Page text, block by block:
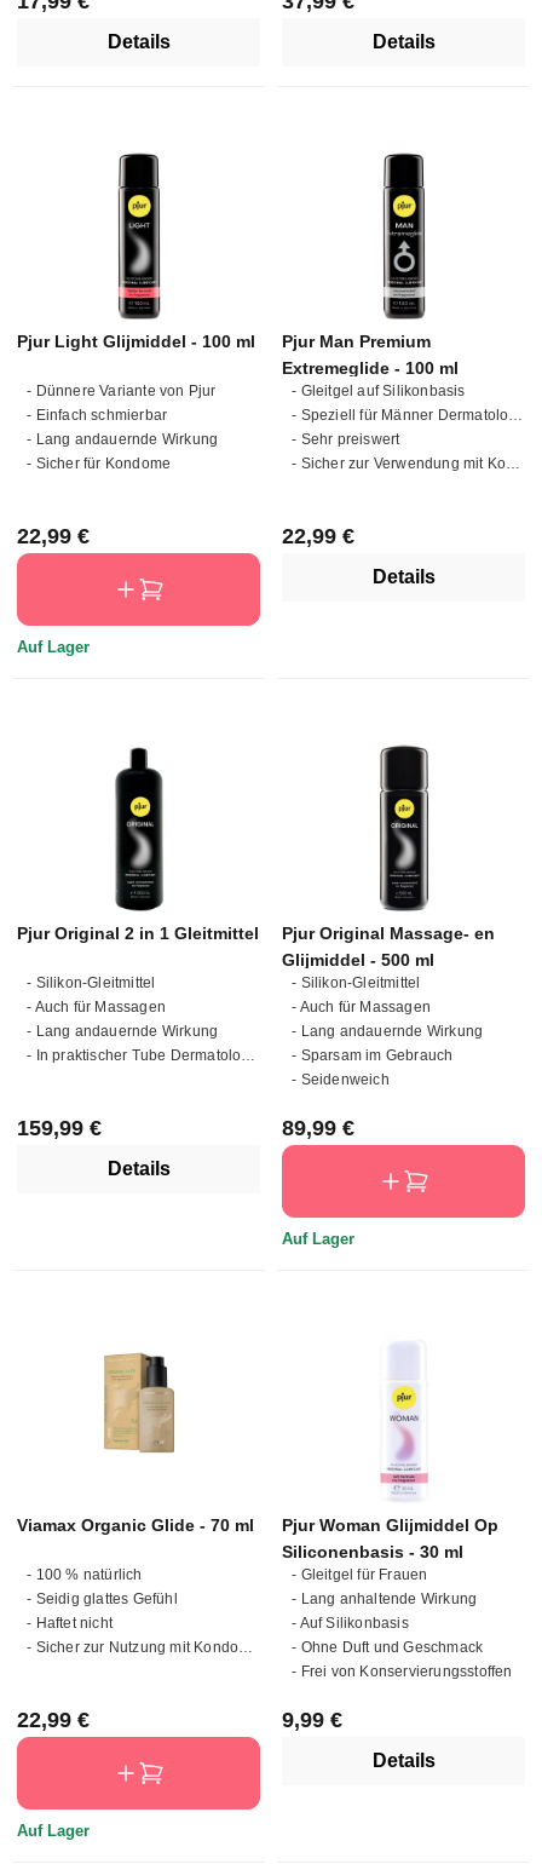
Details Details
Pjur Light Glijmiddel - 100 ml
- Dünnere Variante von Pjur
- Einfach schmierbar
- Lang andauernde Wirkung
- Sicher für Kondome
Regulärer Preis:
22,99 €
Auf Lager
Pjur Man Premium
Extremeglide - 100 ml
- Gleitgel auf Silikonbasis
- Speziell für Männer Dermatologisch getestet
- Sehr preiswert
- Sicher zur Verwendung mit Kondomen
Regulärer Preis:
22,99 €
Details
Pjur Original 2 in 1 Gleitmittel
- Silikon-Gleitmittel
- Auch für Massagen
- Lang andauernde Wirkung
- In praktischer Tube Dermatologisch getestet
Regulärer Preis:
159,99 €
Details
Pjur Original Massage- en
Glijmiddel - 500 ml
- Silikon-Gleitmittel
- Auch für Massagen
- Lang andauernde Wirkung
- Sparsam im Gebrauch
- Seidenweich
Regulärer Preis:
89,99 €
Auf Lager
Viamax Organic Glide - 70 ml
- 100 % natürlich
- Seidig glattes Gefühl
- Haftet nicht
- Sicher zur Nutzung mit Kondomen und Toys
Regulärer Preis:
22,99 €
Auf Lager
Pjur Woman Glijmiddel Op
Siliconenbasis - 30 ml
- Gleitgel für Frauen
- Lang anhaltende Wirkung
- Auf Silikonbasis
- Ohne Duft und Geschmack
- Frei von Konservierungsstoffen
Regulärer Preis:
9,99 €
Details